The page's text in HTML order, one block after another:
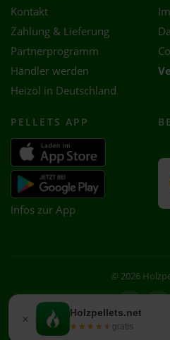
× Holzpellets.net
★★★★★
★★★★★ gratis
Kontakt
Zahlung & Lieferung
Partnerprogramm
Händler werden
Heizöl in Deutschland
PELLETS APP
Infos zur App
© 2026
Facebook